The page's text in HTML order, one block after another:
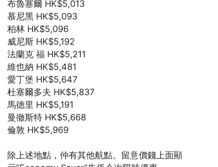
布魯塞爾 HK$5,013
慕尼黑 HK$5,093
柏林 HK$5,096
威尼斯 HK$5,192
法蘭克 福 HK$5,211
維也納 HK$5,481
愛丁堡 HK$5,647
杜塞爾多夫 HK$5,837
馬德里 HK$5,191
曼徹斯特 HK$5,668
倫敦 HK$5,969
除上述地點，仲有其他航點。留意價錢上面顯